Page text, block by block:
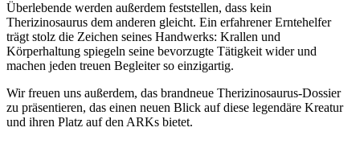
Überlebende werden außerdem feststellen, dass kein
Therizinosaurus dem anderen gleicht. Ein erfahrener Erntehelfer
trägt stolz die Zeichen seines Handwerks: Krallen und
Körperhaltung spiegeln seine bevorzugte Tätigkeit wider und
machen jeden treuen Begleiter so einzigartig.
Wir freuen uns außerdem, das brandneue Therizinosaurus-Dossier
zu präsentieren, das einen neuen Blick auf diese legendäre Kreatur
und ihren Platz auf den ARKs bietet.